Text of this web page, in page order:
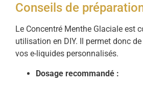
Conseils de
Le Concentré Menthe Glaciale est
utilisation en DIY. Il permet donc
vos e-liquides personnalisés.
Dosage recommandé :